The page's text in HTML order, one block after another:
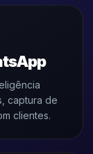
captura de
clientes.